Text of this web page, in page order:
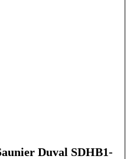
Duval SDHB1-